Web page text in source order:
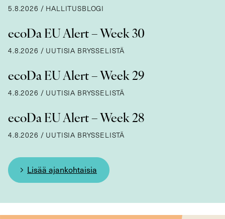
5.8.2026 / HALLITUSBLOGI
ecoDa EU Alert – Week 30
4.8.2026 / UUTISIA BRYSSELISTÄ
ecoDa EU Alert – Week 29
4.8.2026 / UUTISIA BRYSSELISTÄ
ecoDa EU Alert – Week 28
4.8.2026 / UUTISIA BRYSSELISTÄ
Lisää ajankohtaisia